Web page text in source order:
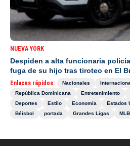
NUEVA YORK
Despiden a alta funcionaria
fuga de su hijo tras tiroteo en El
Enlaces rápidos: Nacionales
República Dominicana
Entretenimiento
Deportes
Estilo Economía Estados
Béisbol
portada Grandes Ligas MLB